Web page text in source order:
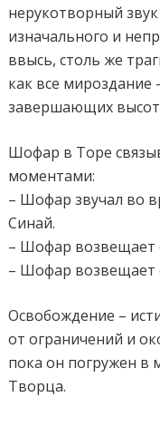
нерукотворный
изначального и
ввысь, столь же
как все мироздание
завершающих
Шофар в Торе
моментами:
– Шофар звучал во
Синай.
– Шофар возвещает
– Шофар возвещает
Освобождение –
от ограничений и
пока он погружен в
Творца.